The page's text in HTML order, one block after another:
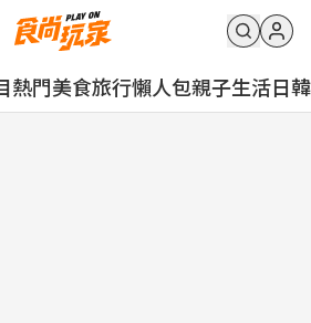
熱門美食旅行懶人包親子生活日韓